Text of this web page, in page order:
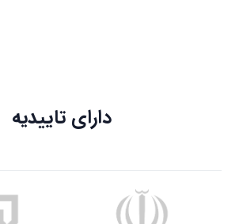
دارای تاییدیه